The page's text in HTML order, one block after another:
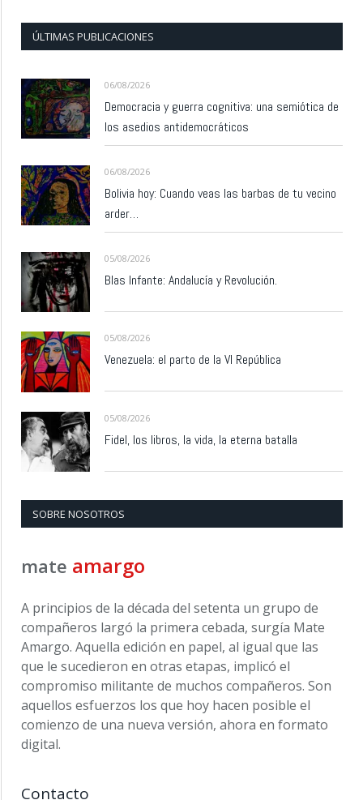
ÚLTIMAS PUBLICACIONES
06/08/2026
Democracia y guerra cognitiva: una semiótica de
los asedios antidemocráticos
06/08/2026
Bolivia hoy: Cuando veas las barbas de tu vecino
arder…
05/08/2026
Blas Infante: Andalucía y Revolución.
05/08/2026
Venezuela: el parto de la VI República
05/08/2026
Fidel, los libros, la vida, la eterna batalla
SOBRE NOSOTROS
mate amargo
A principios de la década del setenta un grupo de
compañeros largó la primera cebada, surgía Mate
Amargo. Aquella edición en papel, al igual que las
que le sucedieron en otras etapas, implicó el
compromiso militante de muchos compañeros. Son
aquellos esfuerzos los que hoy hacen posible el
comienzo de una nueva versión, ahora en formato
digital.
Contacto